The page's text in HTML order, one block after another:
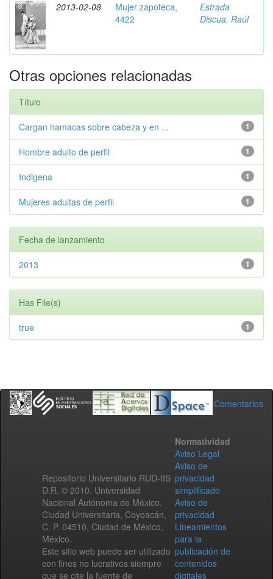
2013-02-08
Mujer zapoteca,
4422
Estrada
Discua, Raúl
Otras opciones relacionadas
Título
1
Cargan hamacas sobre cabeza y en ...
1
Hombre adulto de perfil
1
Indigena
1
Mujeres adultas de perfil
Fecha de lanzamiento
1
2013
Has File(s)
1
true
Comentarios
Repositorio Universitario RUD-IIS
D.R. © 2010. Universidad
Nacional Autónoma de México.
Ciudad Universitaria, Coyoacán,
C. P. 04510, Ciudad de México,
México.
Este sitio web puede ser utilizado
con fines no lucrativos siempre
que se cite la fuente de
Normatividad
Aviso Legal
Aviso de
privacidad
simplificado
Aviso de
privacidad
Lineamientos
para la
publicación de
contenidos
digitales